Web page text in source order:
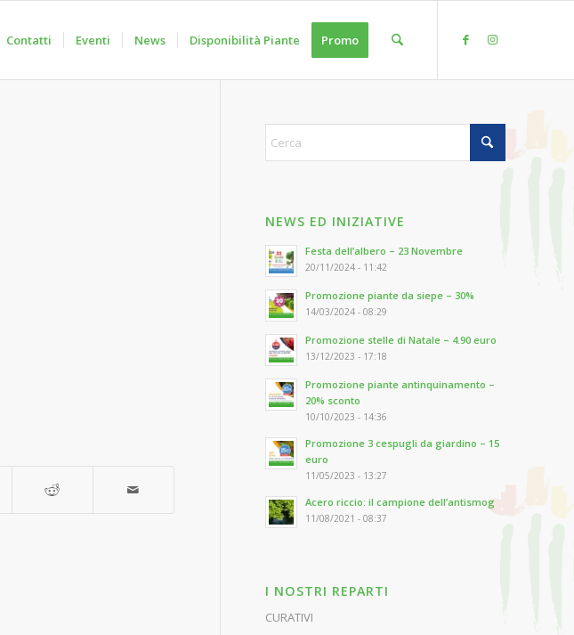
Contatti Eventi News Disponibilità Piante Promo
NEWS ED INIZIATIVE
Festa dell’albero – 23 Novembre
20/11/2024 - 11:42
Promozione piante da siepe – 30%
14/03/2024 - 08:29
Promozione stelle di Natale – 4.90 euro
13/12/2023 - 17:18
Promozione piante antinquinamento –
20% sconto
10/10/2023 - 14:36
Promozione 3 cespugli da giardino – 15
euro
11/05/2023 - 13:27
Acero riccio: il campione dell’antismog
11/08/2021 - 08:37
I NOSTRI REPARTI
CURATIVI